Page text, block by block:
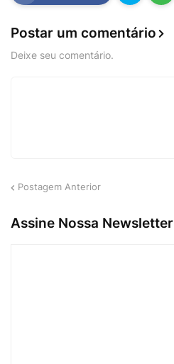
Postar um comentário
Deixe seu comentário.
Postagem Anterior
Assine Nossa Newsletter